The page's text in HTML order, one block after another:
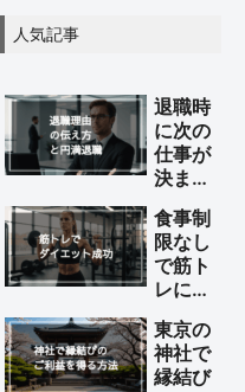
人気記事
退職時
に次の
仕事が
決まっ
い理由
の伝え
方と円
満退職
のため
のポイ
ント
食事制
限なし
で筋ト
レによ
エット
を成功
させる
東京の
神社で
縁結び